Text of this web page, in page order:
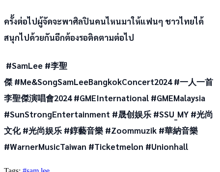
ครั้งต่อไปผู้จัดจะพาศิลปินคนไหนมาให้แฟนๆ ชาวไทยได้
สนุกไปด้วยกันอีกต้องรอติดตามต่อไป
#SamLee #李聖
傑 #Me&SongSamLeeBangkokConcert2024 #一人一首
李聖傑演唱會2024 #GMEInternational #GMEMalaysia
#SunStrongEntertainment #晟创娱乐 #SSU_MY #光尚
文化 #光尚娱乐 #錞藝音樂 #Zoommuzik #華納音樂
#WarnerMusicTaiwan #Ticketmelon #Unionhall